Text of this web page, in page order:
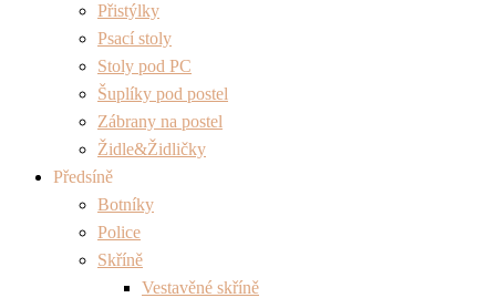
Přistýlky
Psací stoly
Stoly pod PC
Šuplíky pod postel
Zábrany na postel
Židle&Židličky
Předsíně
Botníky
Police
Skříně
Vestavěné skříně